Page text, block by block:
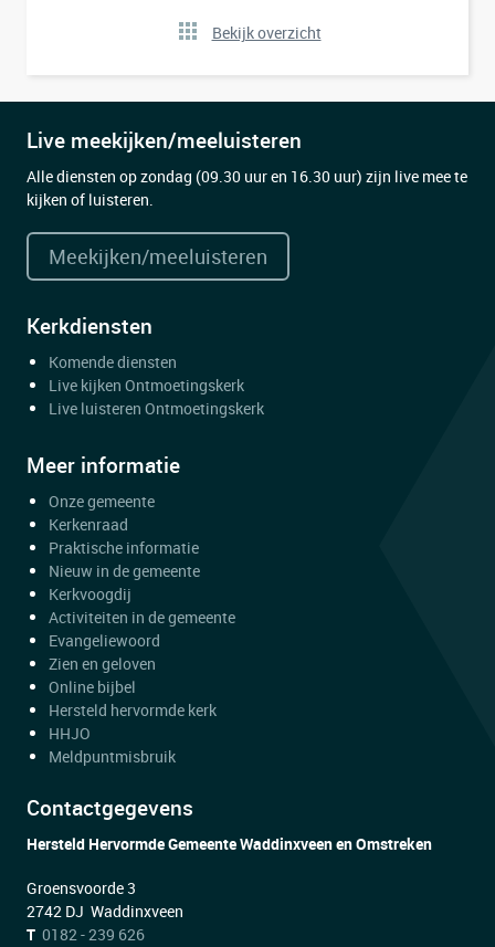
Bekijk overzicht
Live meekijken/meeluisteren
Alle diensten op zondag (09.30 uur en 16.30 uur) zijn live mee te
kijken of luisteren.
Meekijken/meeluisteren
Kerkdiensten
Komende diensten
Live kijken Ontmoetingskerk
Live luisteren Ontmoetingskerk
Meer informatie
Onze gemeente
Kerkenraad
Praktische informatie
Nieuw in de gemeente
Kerkvoogdij
Activiteiten in de gemeente
Evangeliewoord
Zien en geloven
Online bijbel
Hersteld hervormde kerk
HHJO
Meldpuntmisbruik
Contactgegevens
Hersteld Hervormde Gemeente Waddinxveen en Omstreken
Groensvoorde 3
2742 DJ Waddinxveen
T 0182 - 239 626